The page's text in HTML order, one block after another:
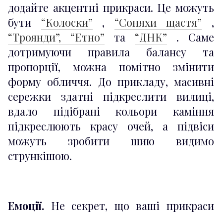
додайте акцентні прикраси. Це можуть
бути “Колоски” , “Соняхи щастя” ,
“Троянди”, “Етно” та “ДНК” . Саме
дотримуючи правила балансу та
пропорції, можна помітно змінити
форму обличчя. До прикладу, масивні
сережки здатні підкреслити вилиці,
вдало підібрані кольори каміння
підкреслюють красу очей, а підвіси
можуть зробити шию видимо
стрункішою.
Емоції. Не секрет, що ваші прикраси